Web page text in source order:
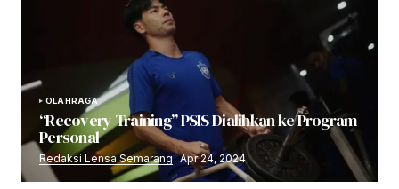
OLAHRAGA
“Recovery Training” PSIS Dialihkan ke Program
Personal
Redaksi Lensa Semarang Apr 24, 2024